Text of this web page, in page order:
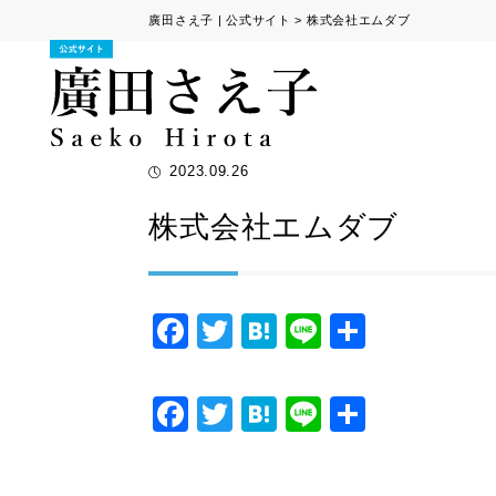
廣田さえ子 | 公式サイト > 株式会社エムダブ
2023.09.26
株式会社エムダブ
F
a
c
e
T
wi
tt
er
H
at
e
n
Li
n
e
F
a
T
wi
H
at
Li
n